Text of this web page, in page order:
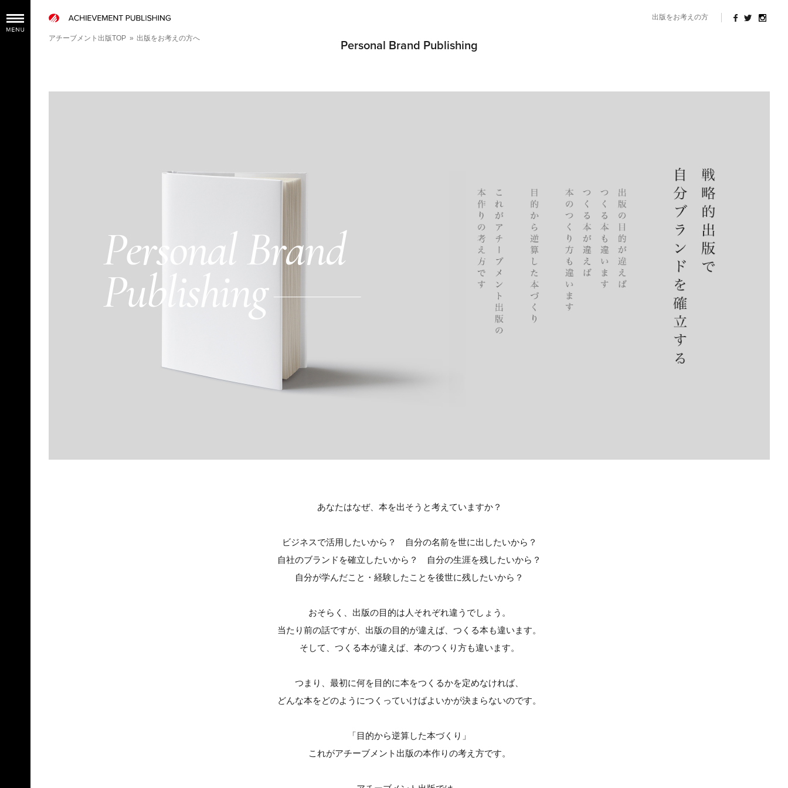
出版をお考えの方
アチーブメント出版TOP» 出版をお考えの方へ
Personal Brand Publishing
あなたはなぜ、本を出そうと考えていますか？
ビジネスで活用したいから？ 自分の名前を世に出したいから？
自社のブランドを確立したいから？ 自分の生涯を残したいから？
自分が学んだこと・経験したことを後世に残したいから？
おそらく、出版の目的は人それぞれ違うでしょう。
当たり前の話ですが、出版の目的が違えば、つくる本も違います。
そして、つくる本が違えば、本のつくり方も違います。
つまり、最初に何を目的に本をつくるかを定めなければ、
どんな本をどのようにつくっていけばよいかが決まらないのです。
「目的から逆算した本づくり」
これがアチーブメント出版の本作りの考え方です。